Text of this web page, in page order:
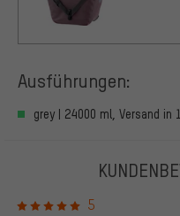
Ausführungen:
grey | 24000 ml, Versand in
5